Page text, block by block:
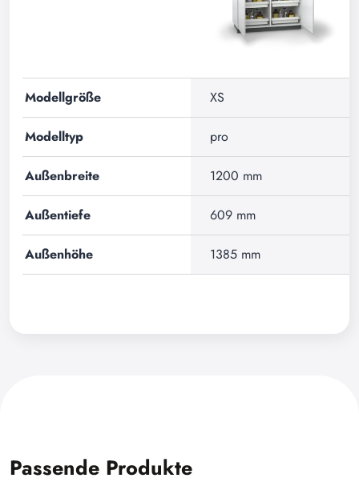
Modellgröße XS
Modelltyp pro
Außenbreite 1200 mm
Außentiefe 609 mm
Außenhöhe 1385 mm
Passende Produkte